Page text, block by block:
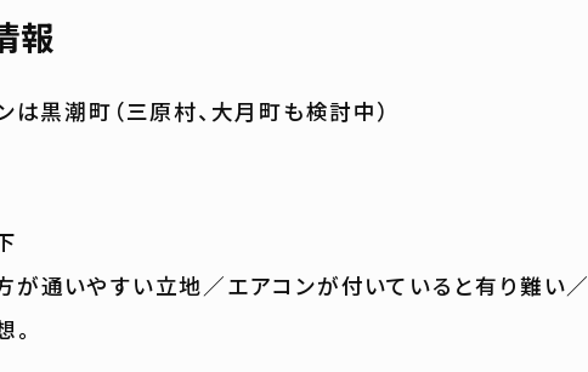
報
は黒潮町（三原村、大月町も検討中）
が通いやすい立地／エアコンが付いていると有り難い／